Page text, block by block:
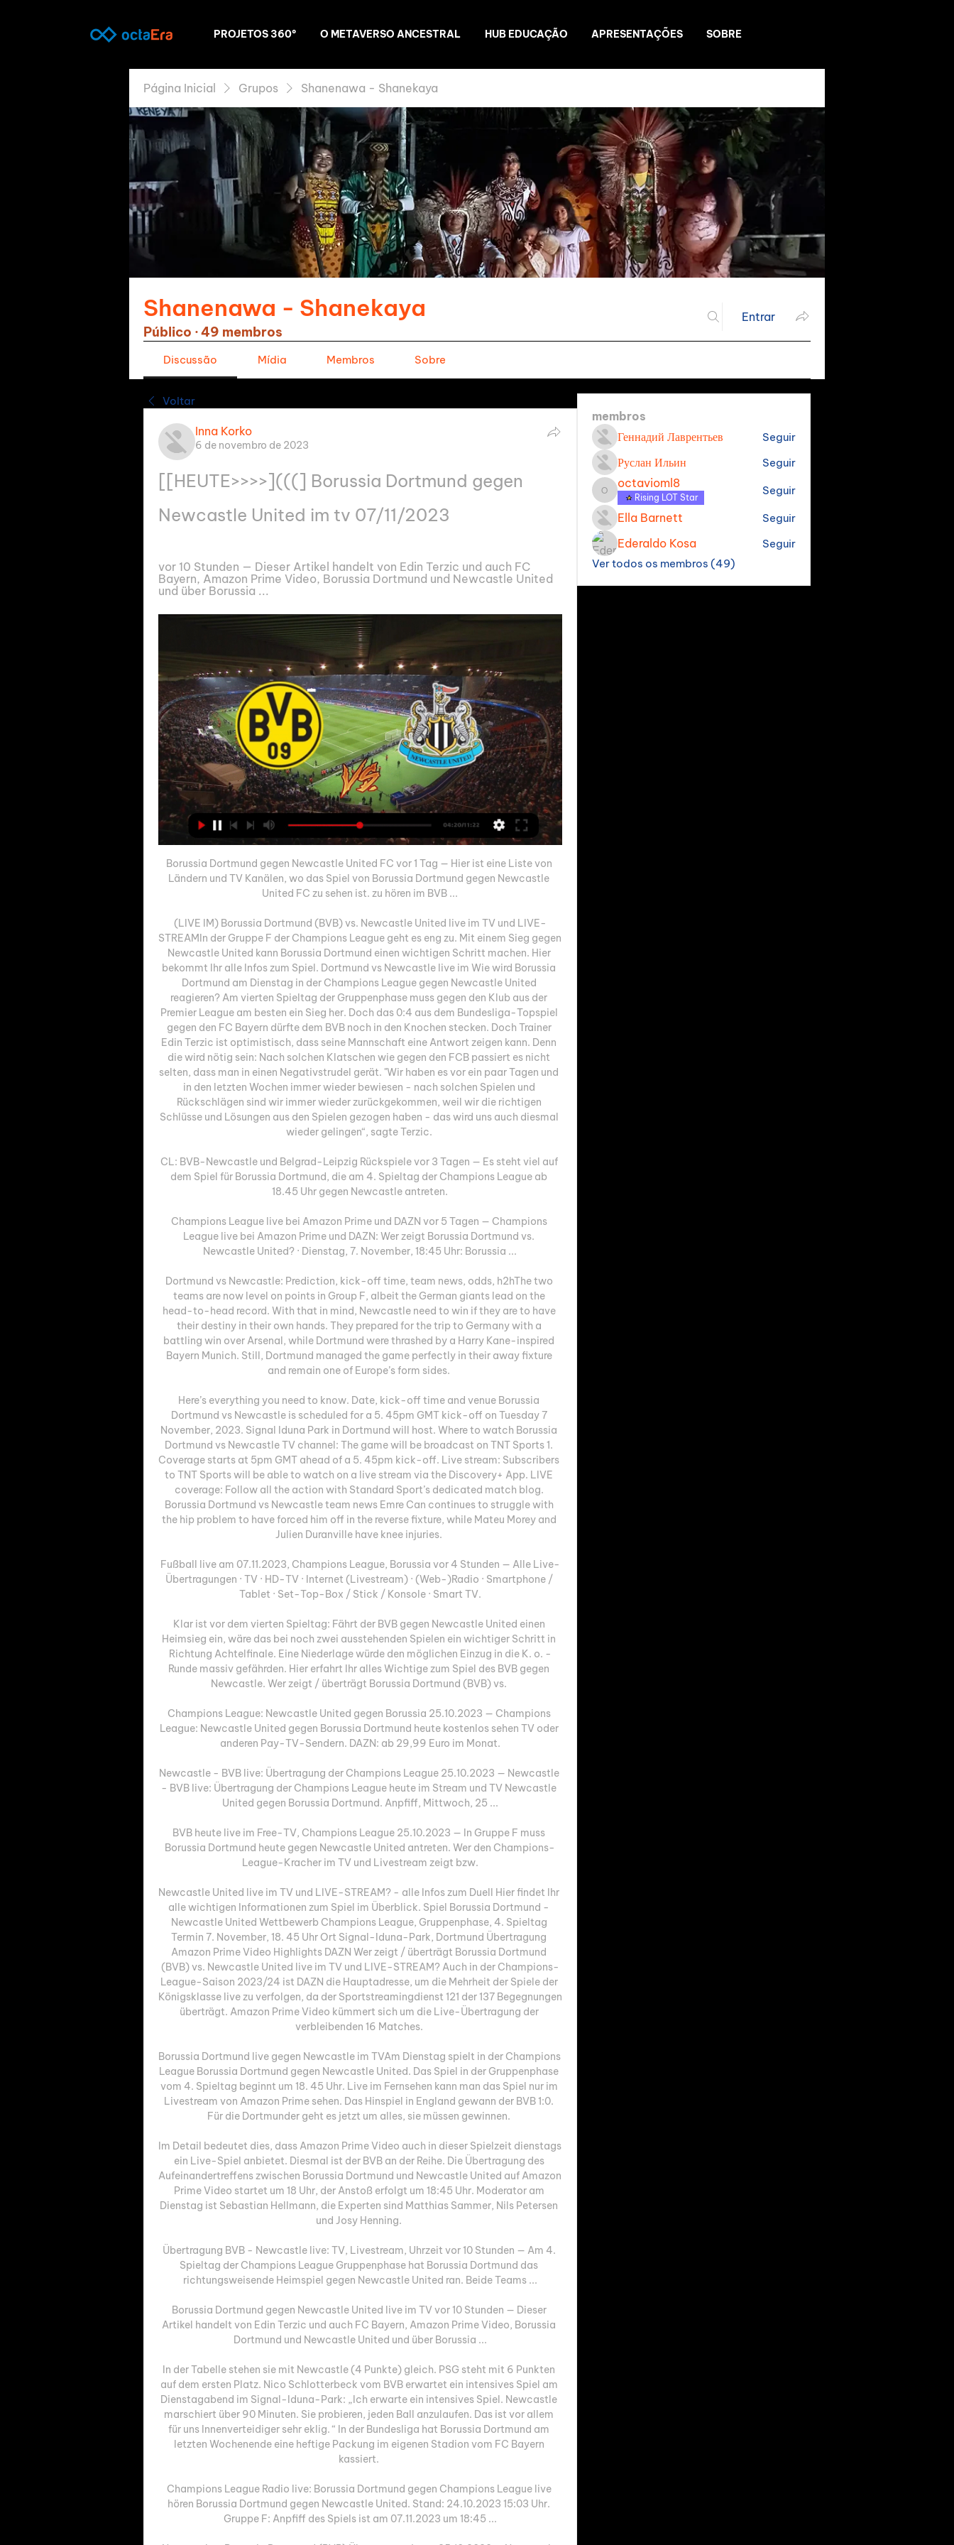
PROJETOS 360º O METAVERSO ANCESTRAL HUB EDUCAÇÃO APRESENTAÇÕES SOBRE
Página Inicial Grupos Shanenawa - Shanekaya
Shanenawa - Shanekaya
Público ·49 membros
Entrar
Discussão Mídia Membros Sobre
Voltar
Inna Korko
6 de novembro de 2023
[[HEUTE>>>>](((] Borussia Dortmund gegen
Newcastle United im tv 07/11/2023
vor 10 Stunden — Dieser Artikel handelt von Edin Terzic und auch FC
Bayern, Amazon Prime Video, Borussia Dortmund und Newcastle United
und über Borussia ...
Borussia Dortmund gegen Newcastle United FC vor 1 Tag — Hier ist eine Liste von
Ländern und TV Kanälen, wo das Spiel von Borussia Dortmund gegen Newcastle
United FC zu sehen ist. zu hören im BVB ...
(LIVE IM) Borussia Dortmund (BVB) vs. Newcastle United live im TV und LIVE-
STREAMIn der Gruppe F der Champions League geht es eng zu. Mit einem Sieg gegen
Newcastle United kann Borussia Dortmund einen wichtigen Schritt machen. Hier
bekommt Ihr alle Infos zum Spiel. Dortmund vs Newcastle live im Wie wird Borussia
Dortmund am Dienstag in der Champions League gegen Newcastle United
reagieren? Am vierten Spieltag der Gruppenphase muss gegen den Klub aus der
Premier League am besten ein Sieg her. Doch das 0:4 aus dem Bundesliga-Topspiel
gegen den FC Bayern dürfte dem BVB noch in den Knochen stecken. Doch Trainer
Edin Terzic ist optimistisch, dass seine Mannschaft eine Antwort zeigen kann. Denn
die wird nötig sein: Nach solchen Klatschen wie gegen den FCB passiert es nicht
selten, dass man in einen Negativstrudel gerät. "Wir haben es vor ein paar Tagen und
in den letzten Wochen immer wieder bewiesen - nach solchen Spielen und
Rückschlägen sind wir immer wieder zurückgekommen, weil wir die richtigen
Schlüsse und Lösungen aus den Spielen gezogen haben - das wird uns auch diesmal
wieder gelingen“, sagte Terzic.
CL: BVB-Newcastle und Belgrad-Leipzig Rückspiele vor 3 Tagen — Es steht viel auf
dem Spiel für Borussia Dortmund, die am 4. Spieltag der Champions League ab
18.45 Uhr gegen Newcastle antreten.
Champions League live bei Amazon Prime und DAZN vor 5 Tagen — Champions
League live bei Amazon Prime und DAZN: Wer zeigt Borussia Dortmund vs.
Newcastle United? · Dienstag, 7. November, 18:45 Uhr: Borussia ...
Dortmund vs Newcastle: Prediction, kick-off time, team news, odds, h2hThe two
teams are now level on points in Group F, albeit the German giants lead on the
head-to-head record. With that in mind, Newcastle need to win if they are to have
their destiny in their own hands. They prepared for the trip to Germany with a
battling win over Arsenal, while Dortmund were thrashed by a Harry Kane-inspired
Bayern Munich. Still, Dortmund managed the game perfectly in their away fixture
and remain one of Europe’s form sides.
Here’s everything you need to know. Date, kick-off time and venue Borussia
Dortmund vs Newcastle is scheduled for a 5. 45pm GMT kick-off on Tuesday 7
November, 2023. Signal Iduna Park in Dortmund will host. Where to watch Borussia
Dortmund vs Newcastle TV channel: The game will be broadcast on TNT Sports 1.
Coverage starts at 5pm GMT ahead of a 5. 45pm kick-off. Live stream: Subscribers
to TNT Sports will be able to watch on a live stream via the Discovery+ App. LIVE
coverage: Follow all the action with Standard Sport’s dedicated match blog.
Borussia Dortmund vs Newcastle team news Emre Can continues to struggle with
the hip problem to have forced him off in the reverse fixture, while Mateu Morey and
Julien Duranville have knee injuries.
Fußball live am 07.11.2023, Champions League, Borussia vor 4 Stunden — Alle Live-
Übertragungen · TV · HD-TV · Internet (Livestream) · (Web-)Radio · Smartphone /
Tablet · Set-Top-Box / Stick / Konsole · Smart TV.
Klar ist vor dem vierten Spieltag: Fährt der BVB gegen Newcastle United einen
Heimsieg ein, wäre das bei noch zwei ausstehenden Spielen ein wichtiger Schritt in
Richtung Achtelfinale. Eine Niederlage würde den möglichen Einzug in die K. o. -
Runde massiv gefährden. Hier erfahrt Ihr alles Wichtige zum Spiel des BVB gegen
Newcastle. Wer zeigt / überträgt Borussia Dortmund (BVB) vs.
Champions League: Newcastle United gegen Borussia 25.10.2023 — Champions
League: Newcastle United gegen Borussia Dortmund heute kostenlos sehen TV oder
anderen Pay-TV-Sendern. DAZN: ab 29,99 Euro im Monat.
Newcastle - BVB live: Übertragung der Champions League 25.10.2023 — Newcastle
- BVB live: Übertragung der Champions League heute im Stream und TV Newcastle
United gegen Borussia Dortmund. Anpfiff, Mittwoch, 25 ...
BVB heute live im Free-TV, Champions League 25.10.2023 — In Gruppe F muss
Borussia Dortmund heute gegen Newcastle United antreten. Wer den Champions-
League-Kracher im TV und Livestream zeigt bzw.
Newcastle United live im TV und LIVE-STREAM? - alle Infos zum Duell Hier findet Ihr
alle wichtigen Informationen zum Spiel im Überblick. Spiel Borussia Dortmund -
Newcastle United Wettbewerb Champions League, Gruppenphase, 4. Spieltag
Termin 7. November, 18. 45 Uhr Ort Signal-Iduna-Park, Dortmund Übertragung
Amazon Prime Video Highlights DAZN Wer zeigt / überträgt Borussia Dortmund
(BVB) vs. Newcastle United live im TV und LIVE-STREAM? Auch in der Champions-
League-Saison 2023/24 ist DAZN die Hauptadresse, um die Mehrheit der Spiele der
Königsklasse live zu verfolgen, da der Sportstreamingdienst 121 der 137 Begegnungen
überträgt. Amazon Prime Video kümmert sich um die Live-Übertragung der
verbleibenden 16 Matches.
Borussia Dortmund live gegen Newcastle im TVAm Dienstag spielt in der Champions
League Borussia Dortmund gegen Newcastle United. Das Spiel in der Gruppenphase
vom 4. Spieltag beginnt um 18. 45 Uhr. Live im Fernsehen kann man das Spiel nur im
Livestream von Amazon Prime sehen. Das Hinspiel in England gewann der BVB 1:0.
Für die Dortmunder geht es jetzt um alles, sie müssen gewinnen.
Im Detail bedeutet dies, dass Amazon Prime Video auch in dieser Spielzeit dienstags
ein Live-Spiel anbietet. Diesmal ist der BVB an der Reihe. Die Übertragung des
Aufeinandertreffens zwischen Borussia Dortmund und Newcastle United auf Amazon
Prime Video startet um 18 Uhr, der Anstoß erfolgt um 18:45 Uhr. Moderator am
Dienstag ist Sebastian Hellmann, die Experten sind Matthias Sammer, Nils Petersen
und Josy Henning.
Übertragung BVB - Newcastle live: TV, Livestream, Uhrzeit vor 10 Stunden — Am 4.
Spieltag der Champions League Gruppenphase hat Borussia Dortmund das
richtungsweisende Heimspiel gegen Newcastle United ran. Beide Teams ...
Borussia Dortmund gegen Newcastle United live im TV vor 10 Stunden — Dieser
Artikel handelt von Edin Terzic und auch FC Bayern, Amazon Prime Video, Borussia
Dortmund und Newcastle United und über Borussia ...
In der Tabelle stehen sie mit Newcastle (4 Punkte) gleich. PSG steht mit 6 Punkten
auf dem ersten Platz. Nico Schlotterbeck vom BVB erwartet ein intensives Spiel am
Dienstagabend im Signal-Iduna-Park: „Ich erwarte ein intensives Spiel. Newcastle
marschiert über 90 Minuten. Sie probieren, jeden Ball anzulaufen. Das ist vor allem
für uns Innenverteidiger sehr eklig. “ In der Bundesliga hat Borussia Dortmund am
letzten Wochenende eine heftige Packung im eigenen Stadion vom FC Bayern
kassiert.
Champions League Radio live: Borussia Dortmund gegen Champions League live
hören Borussia Dortmund gegen Newcastle United. Stand: 24.10.2023 15:03 Uhr.
Gruppe F: Anpfiff des Spiels ist am 07.11.2023 um 18:45 ...
membros
Геннадий Лаврентьев
Seguir
Руслан Ильин Seguir
octavioml8
octavioml8
Rising LOT Star
Seguir
Ella Barnett Seguir
Ederaldo Kosa
Seguir
Ver todos os membros (49)